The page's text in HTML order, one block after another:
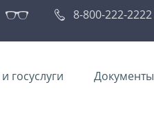
8-800-222-2222
госуслуги Документы